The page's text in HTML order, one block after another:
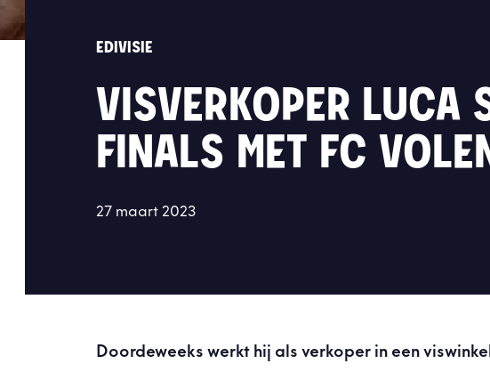
EDIVISIE
VISVERKOPER LUCA
FINALS MET FC
27 maart 2023
Doordeweeks werkt hij als verkoper in een